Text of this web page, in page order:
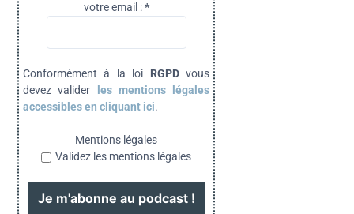
votre email :*
Conformément à la loi RGPDvous
devez valider
les mentions légales
accessibles en cliquant ici.
Mentions légales
Validez les mentions légales